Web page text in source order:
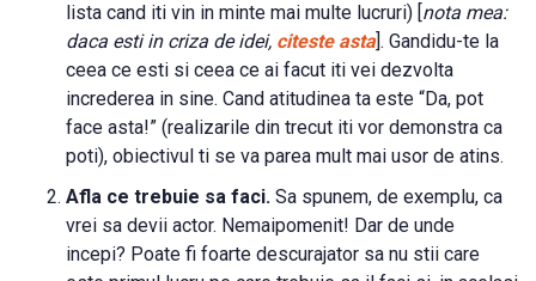
lista cand iti vin in minte mai multe lucruri) [nota mea:
daca esti in criza de idei, citeste asta]. Gandidu-te la
ceea ce esti si ceea ce ai facut iti vei dezvolta
increderea in sine. Cand atitudinea ta este “Da, pot
face asta!” (realizarile din trecut iti vor demonstra ca
poti), obiectivul ti se va parea mult mai usor de atins.
Afla ce trebuie sa faci. Sa spunem, de exemplu, ca
vrei sa devii actor. Nemaipomenit! Dar de unde
incepi? Poate fi foarte descurajator sa nu stii care